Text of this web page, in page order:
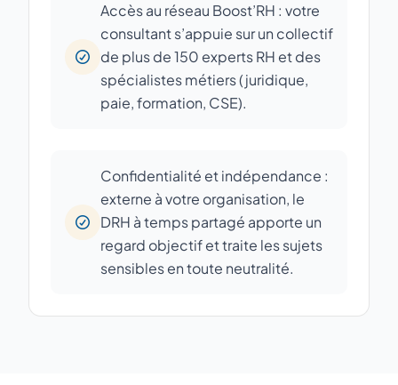
Accès au réseau Boost’RH : votre
consultant s’appuie sur un collectif
de plus de 150 experts RH et des
spécialistes métiers (juridique,
paie, formation, CSE).
Confidentialité et indépendance :
externe à votre organisation, le
DRH à temps partagé apporte un
regard objectif et traite les sujets
sensibles en toute neutralité.